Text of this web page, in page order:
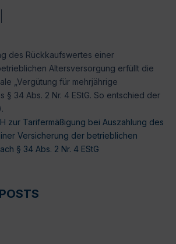
des Rückkaufswertes einer
Altersversorgung erfüllt die
„Vergütung für mehrjährige
§ 34 Abs. 2 Nr. 4 EStG. So entschied der
zur Tarifermäßigung bei Auszahlung des
Versicherung der betrieblichen
§ 34 Abs. 2 Nr. 4 EStG